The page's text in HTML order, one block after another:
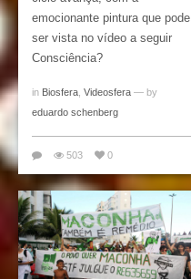
emocionante pintura que pode
ser vista no vídeo a seguir
Consciência?
in Biosfera Videosfera — by
eduardo schenberg
503 0